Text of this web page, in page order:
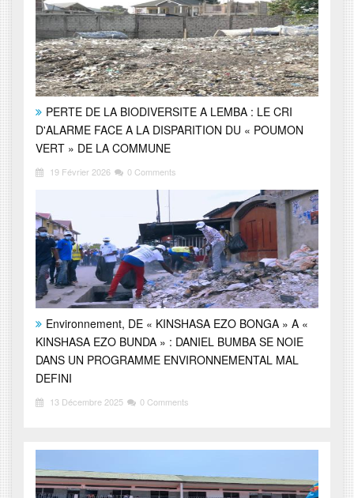
PERTE DE LA BIODIVERSITE A LEMBA : LE CRI
D'ALARME FACE A LA DISPARITION DU « POUMON
VERT » DE LA COMMUNE
19 Février 2026 0 Comments
Environnement, DE « KINSHASA EZO BONGA » A «
KINSHASA EZO BUNDA » : DANIEL BUMBA SE NOIE
DANS UN PROGRAMME ENVIRONNEMENTAL MAL
DEFINI
13 Décembre 2025 0 Comments